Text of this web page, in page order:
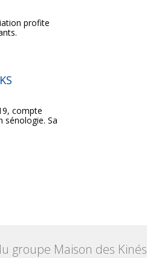
profite
compte
sénologie. Sa
groupe Maison des Kinés